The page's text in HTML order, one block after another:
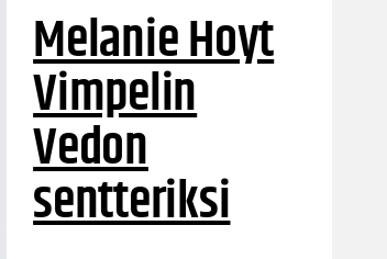
Melanie Hoyt
Vimpelin
Vedon
sentteriksi